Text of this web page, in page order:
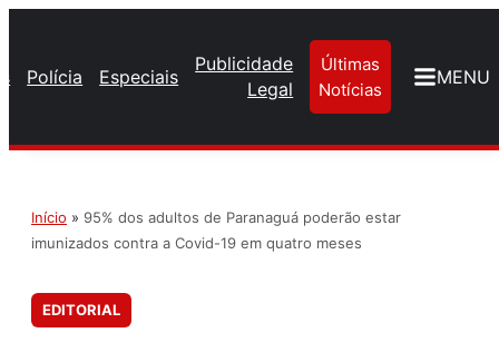
Polícia Especiais
Publicidade
Legal
Últimas
Notícias
MENU
Início » 95% dos adultos de Paranaguá poderão estar
imunizados contra a Covid-19 em quatro meses
EDITORIAL